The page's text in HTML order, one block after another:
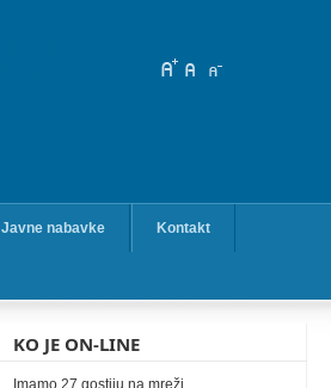
Javne nabavke Kontakt
KO JE ON-LINE
Imamo 27 gostiju na mreži